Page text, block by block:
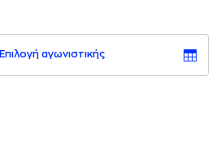
Επιλογή αγωνιστικής